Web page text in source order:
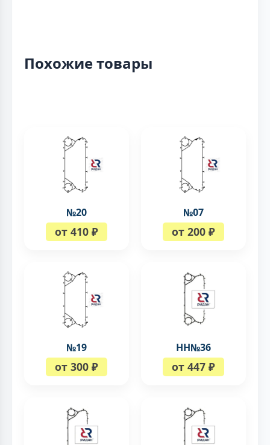
Похожие товары
№20
от 410 ₽
№07
от 200 ₽
№19
от 300 ₽
НН№36
от 447 ₽